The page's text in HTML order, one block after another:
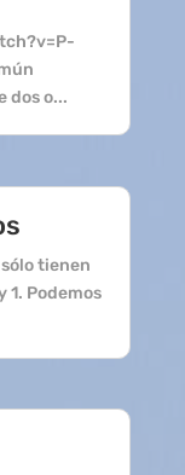
dos o...
tienen
1. Podemos